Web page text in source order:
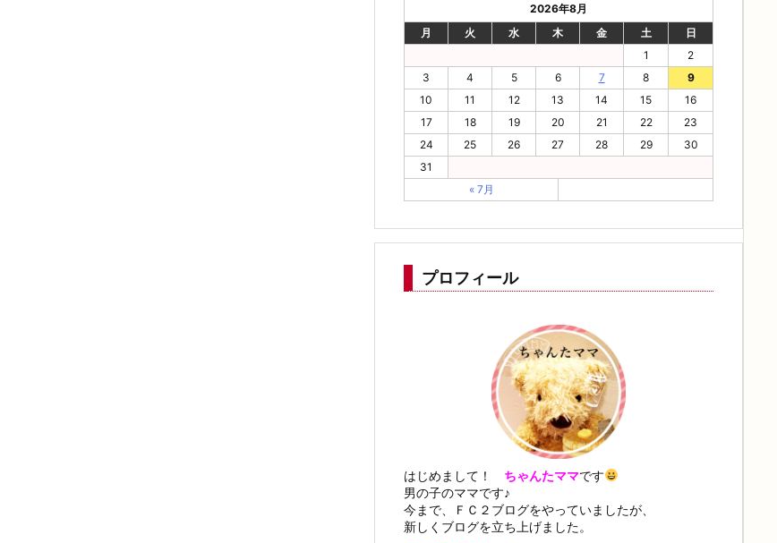
2026年8月
月
火 水 木 金 土
日
1
2
3
4 5 6 7 8
9
10
11 12 13 14 15
16
17
18 19 20 21 22
23
24
25 26 27 28 29
30
31
« 7月
プロフィール
はじめまして！ ちゃんたママです
男の子のママです♪
今まで、ＦＣ２ブログをやっていましたが、
新しくブログを立ち上げました。